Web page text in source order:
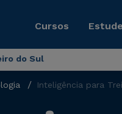
Cursos
do Sul
Inteligência para